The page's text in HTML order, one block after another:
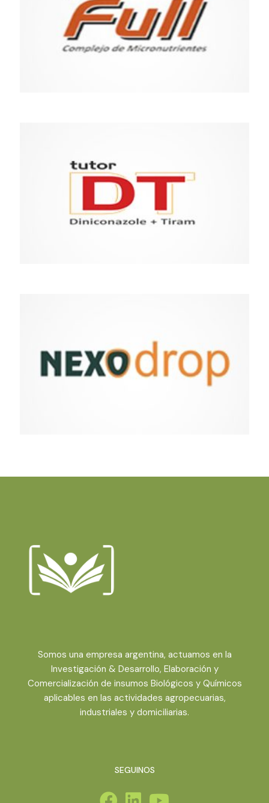
Somos una empresa argentina, actuamos en la
Investigación & Desarrollo, Elaboración y
Comercialización de insumos Biológicos y Químicos
aplicables en las actividades agropecuarias,
industriales y domiciliarias.
SEGUINOS